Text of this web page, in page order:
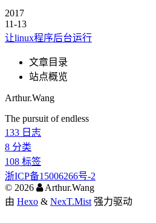
2017
11-13
让linux程序后台运行
文章目录
站点概览
Arthur.Wang
The pursuit of endless
133 日志
8 分类
108 标签
浙ICP备15006266号-2
© 2026
Arthur.Wang
由 Hexo & NexT.Mist 强力驱动